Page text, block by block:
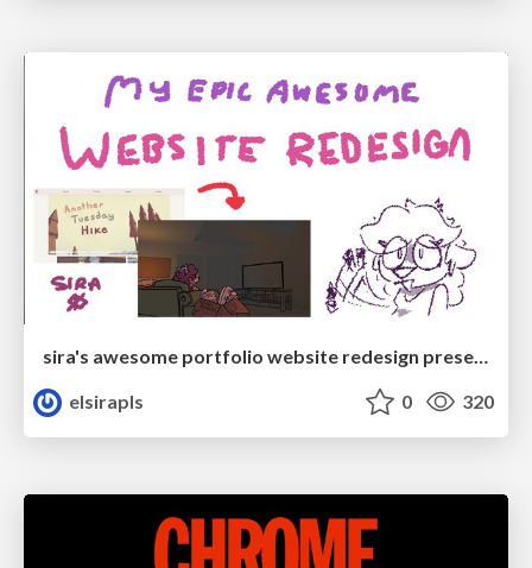
sira's awesome portfolio website redesign presentation
elsirapls
0 320